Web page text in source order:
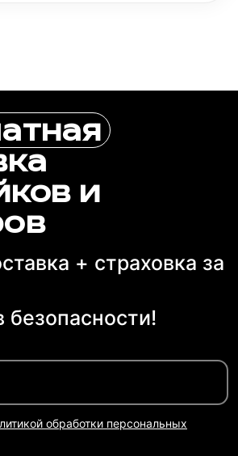
и
+ страховка за
безопасности!
обработки персональных